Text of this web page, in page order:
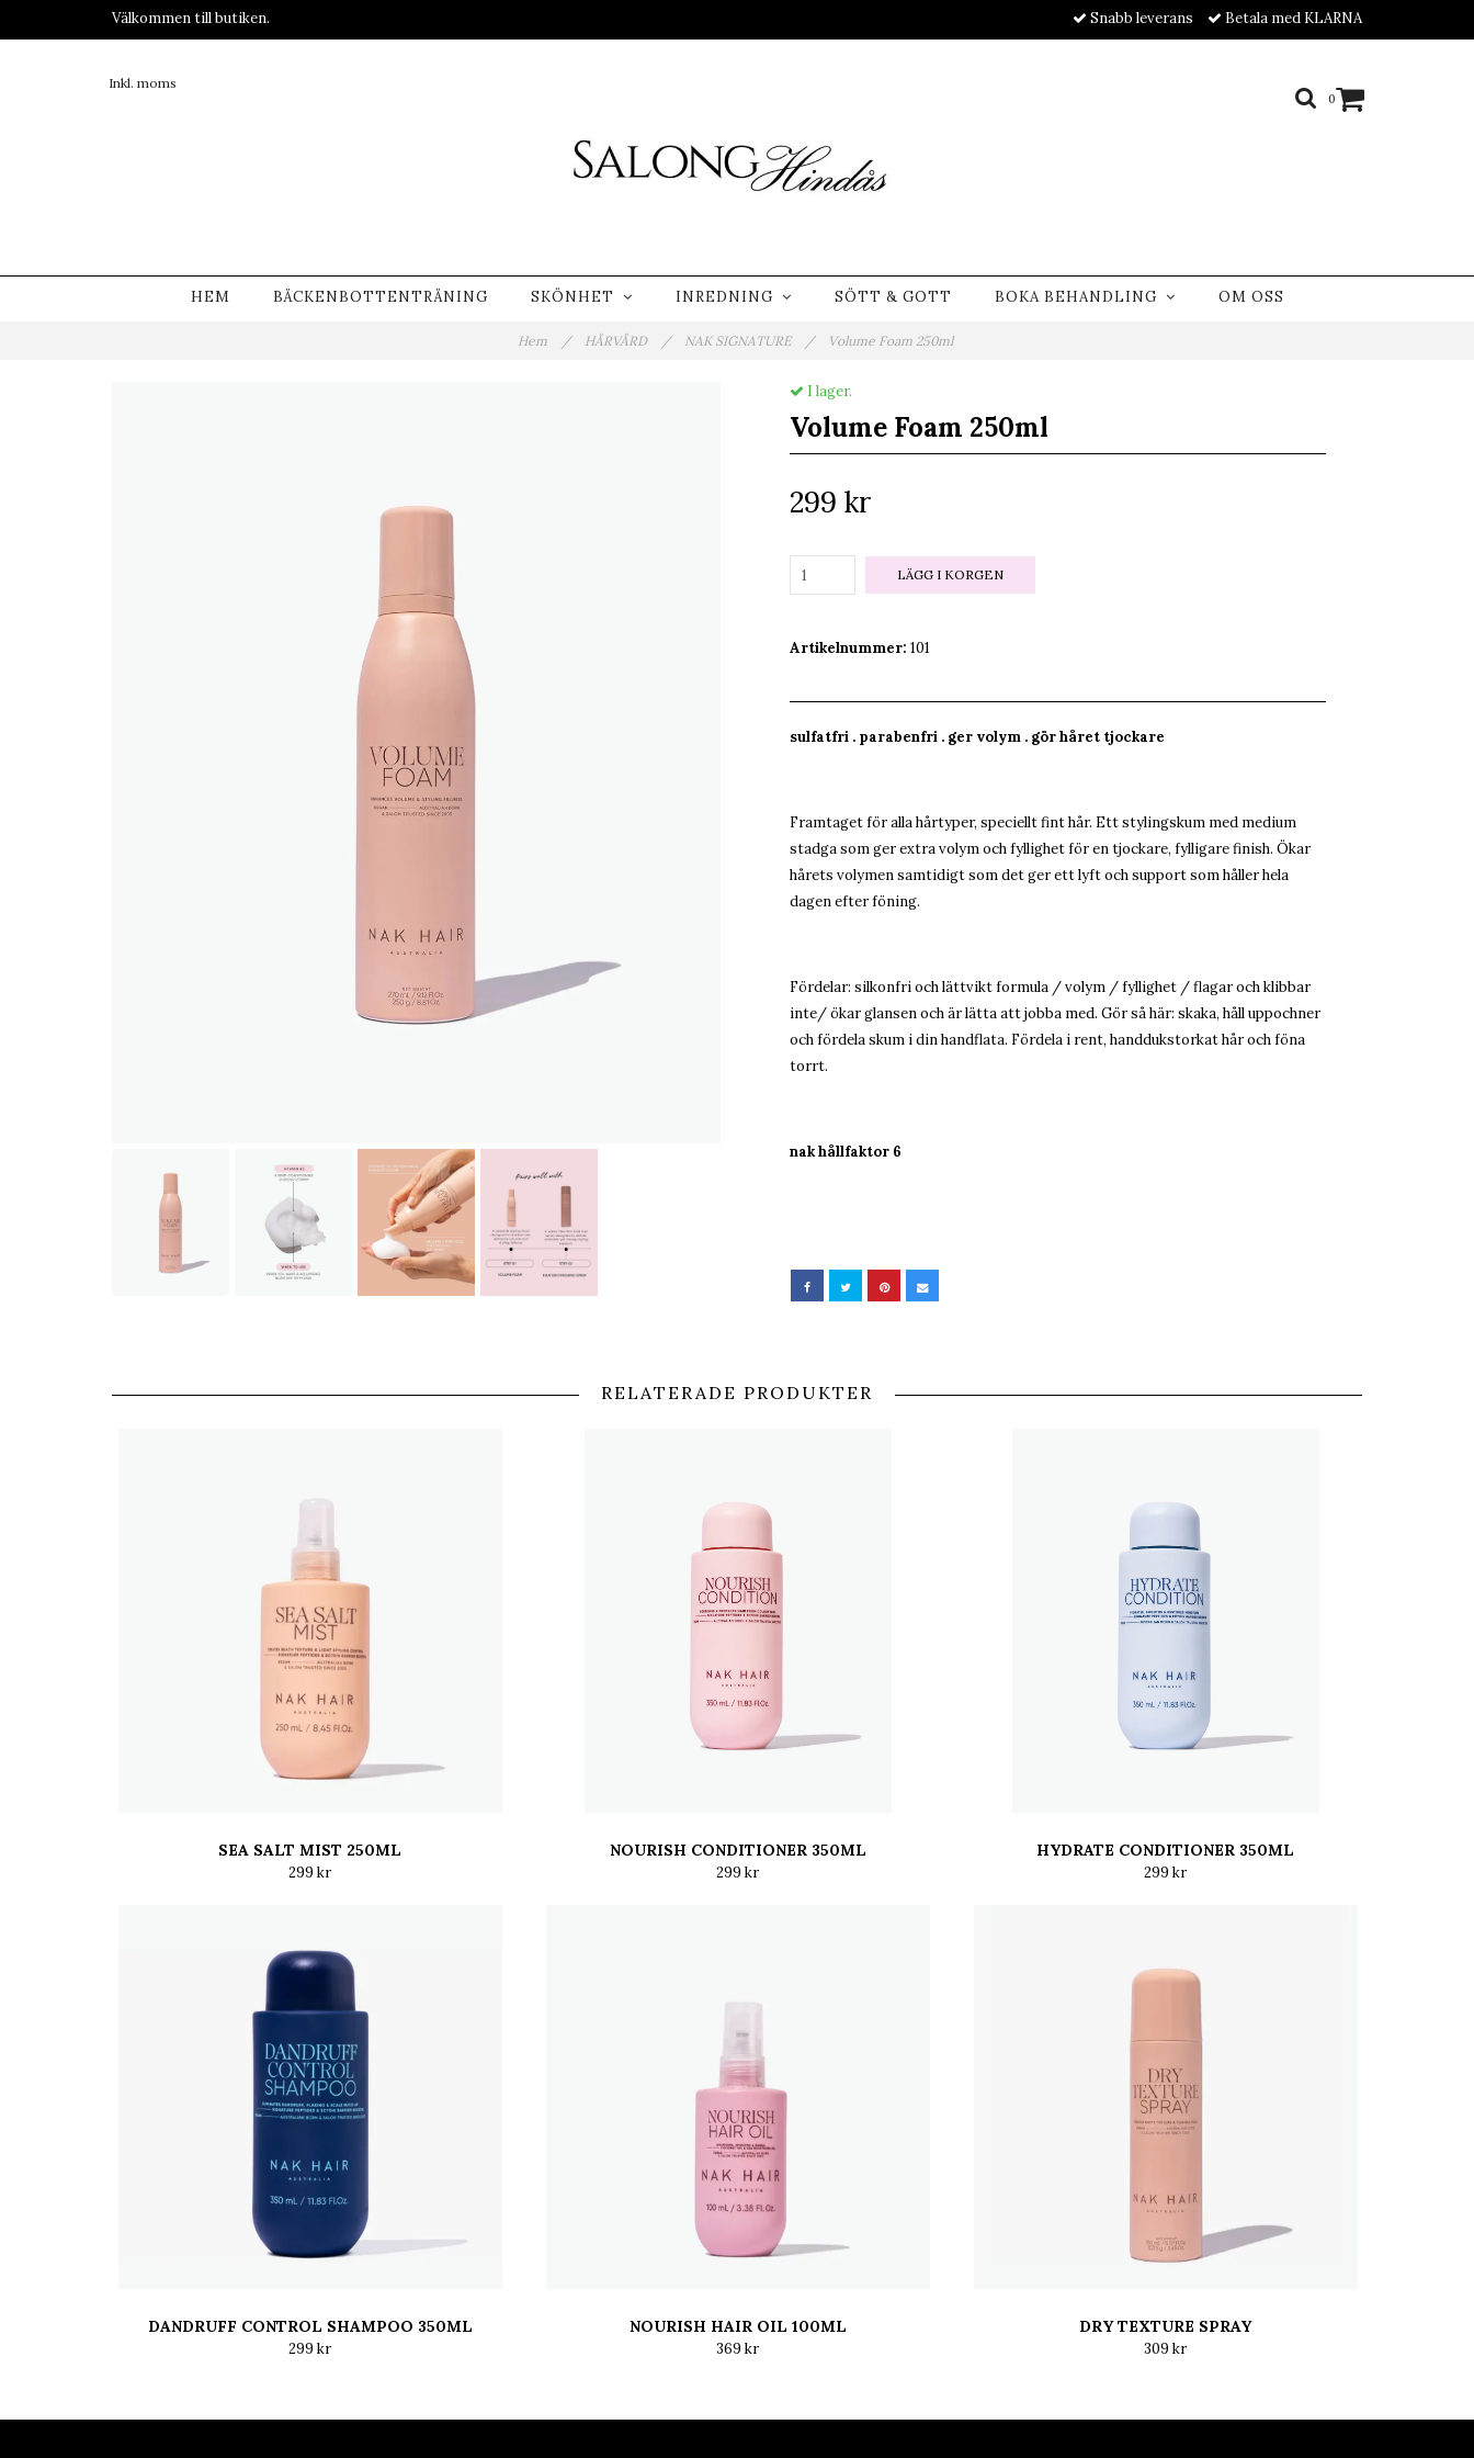
Välkommen till butiken. Snabb leverans Betala med KLARNA
0
Inkl. moms
HEM BÄCKENBOTTENTRÄNING SKÖNHET INREDNING SÖTT & GOTT BOKA BEHANDLING OM OSS
Hem / HÅRVÅRD / NAK SIGNATURE / Volume Foam 250ml
I lager.
Volume Foam 250ml
299 kr
LÄGG I KORGEN
Artikelnummer: 101
sulfatfri . parabenfri . ger volym . gör håret tjockare
Framtaget för alla hårtyper, speciellt fint hår. Ett stylingskum med medium
stadga som ger extra volym och fyllighet för en tjockare, fylligare finish. Ökar
hårets volymen samtidigt som det ger ett lyft och support som håller hela
dagen efter föning.
Fördelar: silkonfri och lättvikt formula / volym / fyllighet / flagar och klibbar
inte/ ökar glansen och är lätta att jobba med. Gör så här: skaka, håll uppochner
och fördela skum i din handflata. Fördela i rent, handdukstorkat hår och föna
torrt.
nak hållfaktor 6
RELATERADE PRODUKTER
SEA SALT MIST 250ML
299 kr
NOURISH CONDITIONER 350ML
299 kr
HYDRATE CONDITIONER 350ML
299 kr
DANDRUFF CONTROL SHAMPOO 350ML
299 kr
NOURISH HAIR OIL 100ML
369 kr
DRY TEXTURE SPRAY
309 kr